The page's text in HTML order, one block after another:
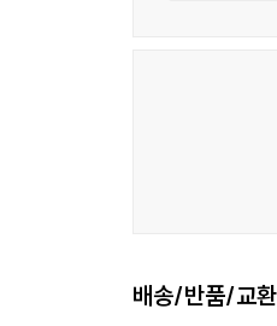
배송/반품/교